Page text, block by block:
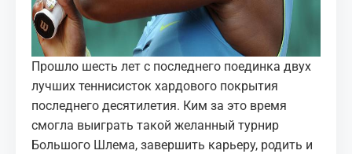
Прошло шесть лет с последнего поединка двух
лучших теннисисток хардового покрытия
последнего десятилетия. Ким за это время
смогла выиграть такой желанный турнир
Большого Шлема, завершить карьеру, родить и